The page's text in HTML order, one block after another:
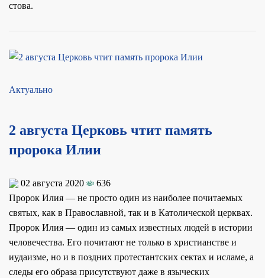
сто­ва.
Актуально
2 августа Церковь чтит память
пророка Илии
02 августа 2020
636
Пророк Илия — не просто один из наиболее почитаемых
святых, как в Православной, так и в Католической церквах.
Пророк Илия — один из самых известных людей в истории
человечества. Его почитают не только в христианстве и
иудаизме, но и в поздних протестантских сектах и исламе, а
следы его образа присутствуют даже в языческих